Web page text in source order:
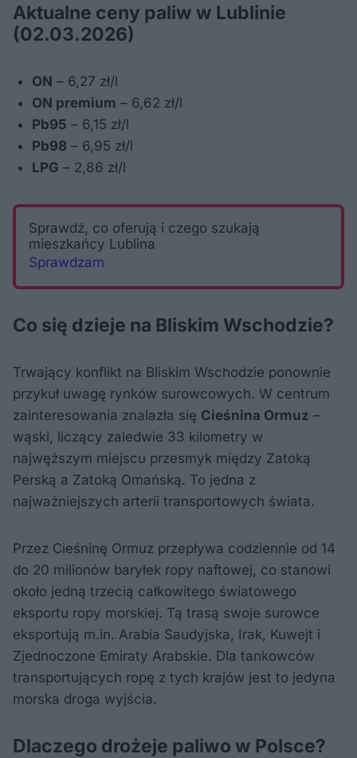
Aktualne ceny paliw w Lublinie
(02.03.2026)
ON – 6,27 zł/l
ON premium – 6,62 zł/l
Pb95 – 6,15 zł/l
Pb98 – 6,95 zł/l
LPG – 2,86 zł/l
Sprawdź, co oferują i czego szukają
mieszkańcy Lublina
Sprawdzam
Co się dzieje na Bliskim Wschodzie?
Trwający konflikt na Bliskim Wschodzie ponownie
przykuł uwagę rynków surowcowych. W centrum
zainteresowania znalazła się Cieśnina Ormuz –
wąski, liczący zaledwie 33 kilometry w
najwęższym miejscu przesmyk między Zatoką
Perską a Zatoką Omańską. To jedna z
najważniejszych arterii transportowych świata.
Przez Cieśninę Ormuz przepływa codziennie od 14
do 20 milionów baryłek ropy naftowej, co stanowi
około jedną trzecią całkowitego światowego
eksportu ropy morskiej. Tą trasą swoje surowce
eksportują m.in. Arabia Saudyjska, Irak, Kuwejt i
Zjednoczone Emiraty Arabskie. Dla tankowców
transportujących ropę z tych krajów jest to jedyna
morska droga wyjścia.
Dlaczego drożeje paliwo w Polsce?